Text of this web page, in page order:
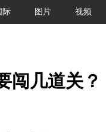
际 图片 视频
闯几道关？